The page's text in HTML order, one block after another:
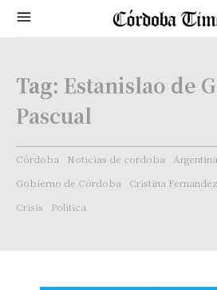
Tag: Estanislao de
Pascual
Córdoba Noticias de cordoba Argentina
Gobierno de Córdoba
Cristina
Crisis
Politica